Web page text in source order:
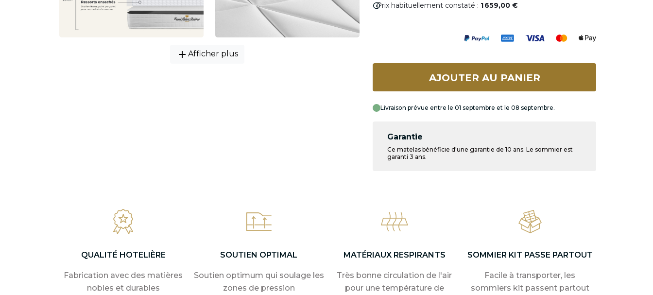
add Afficher plus
infoPrix habituellement constaté : 1 659,00 €
AJOUTER AU PANIER
Livraison prévue entre le 01 septembre et le 08 septembre.
Garantie
Ce matelas bénéficie d'une garantie de 10 ans. Le sommier est
garanti 3 ans.
QUALITÉ HOTELIÈRE
Fabrication avec des matières
nobles et durables
SOUTIEN OPTIMAL
Soutien optimum qui soulage les
zones de pression
MATÉRIAUX RESPIRANTS
Très bonne circulation de l'air
pour une température de
SOMMIER KIT PASSE PARTOUT
Facile à transporter, les
sommiers kit passent partout